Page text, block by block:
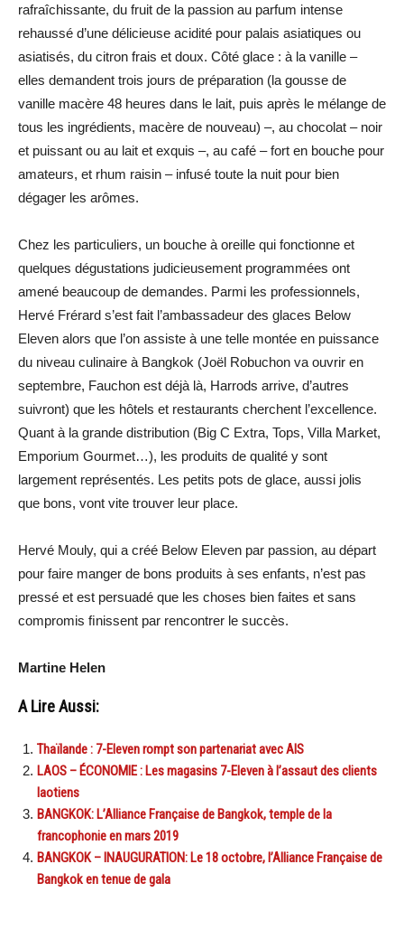
rafraîchissante, du fruit de la passion au parfum intense
rehaussé d’une délicieuse acidité pour palais asiatiques ou
asiatisés, du citron frais et doux. Côté glace : à la vanille –
elles demandent trois jours de préparation (la gousse de
vanille macère 48 heures dans le lait, puis après le mélange de
tous les ingrédients, macère de nouveau) –, au chocolat – noir
et puissant ou au lait et exquis –, au café – fort en bouche pour
amateurs, et rhum raisin – infusé toute la nuit pour bien
dégager les arômes.
Chez les particuliers, un bouche à oreille qui fonctionne et
quelques dégustations judicieusement programmées ont
amené beaucoup de demandes. Parmi les professionnels,
Hervé Frérard s’est fait l’ambassadeur des glaces Below
Eleven alors que l’on assiste à une telle montée en puissance
du niveau culinaire à Bangkok (Joël Robuchon va ouvrir en
septembre, Fauchon est déjà là, Harrods arrive, d’autres
suivront) que les hôtels et restaurants cherchent l’excellence.
Quant à la grande distribution (Big C Extra, Tops, Villa Market,
Emporium Gourmet…), les produits de qualité y sont
largement représentés. Les petits pots de glace, aussi jolis
que bons, vont vite trouver leur place.
Hervé Mouly, qui a créé Below Eleven par passion, au départ
pour faire manger de bons produits à ses enfants, n’est pas
pressé et est persuadé que les choses bien faites et sans
compromis ﬁnissent par rencontrer le succès.
Martine Helen
A Lire Aussi:
Thaïlande : 7-Eleven rompt son partenariat avec AIS
LAOS – ÉCONOMIE : Les magasins 7-Eleven à l’assaut des clients
laotiens
BANGKOK: L’Alliance Française de Bangkok, temple de la
francophonie en mars 2019
BANGKOK – INAUGURATION: Le 18 octobre, l’Alliance Française de
Bangkok en tenue de gala